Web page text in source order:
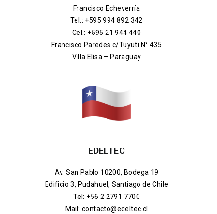
Francisco Echeverría
Tel.: +595 994 892 342
Cel.: +595 21 944 440
Francisco Paredes c/Tuyuti N° 435
Villa Elisa – Paraguay
EDELTEC
Av. San Pablo 10200, Bodega 19
Edificio 3, Pudahuel, Santiago de Chile
Tel: +56 2 2791 7700
Mail: contacto@edeltec.cl